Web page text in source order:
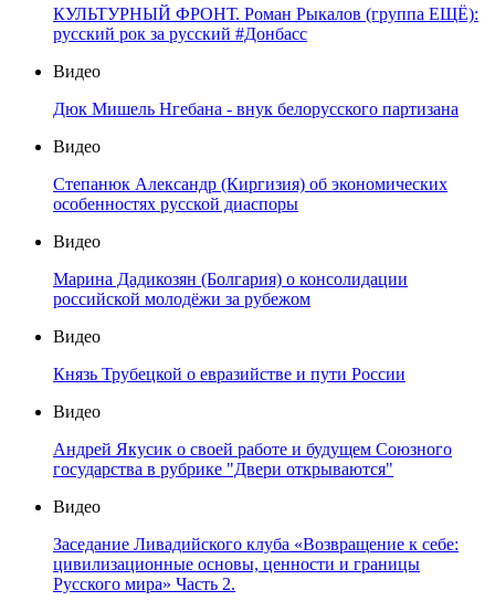
КУЛЬТУРНЫЙ ФРОНТ. Роман Рыкалов (группа ЕЩЁ):
русский рок за русский #Донбасс
Видео
Дюк Мишель Нгебана - внук белорусского партизана
Видео
Степанюк Александр (Киргизия) об экономических
особенностях русской диаспоры
Видео
Марина Дадикозян (Болгария) о консолидации
российской молодёжи за рубежом
Видео
Князь Трубецкой о евразийстве и пути России
Видео
Андрей Якусик о своей работе и будущем Союзного
государства в рубрике "Двери открываются"
Видео
Заседание Ливадийского клуба «Возвращение к себе:
цивилизационные основы, ценности и границы
Русского мира» Часть 2.